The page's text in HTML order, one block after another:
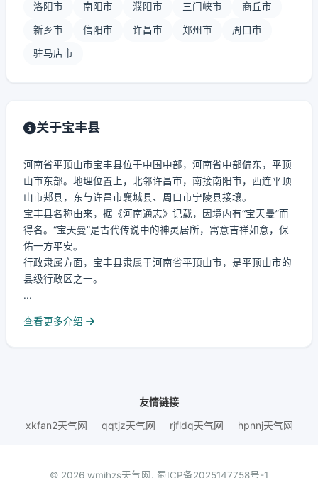
洛阳市 南阳市 濮阳市 三门峡市 商丘市
新乡市 信阳市 许昌市 郑州市 周口市
驻马店市
关于宝丰县
河南省平顶山市宝丰县位于中国中部，河南省中部偏东，平顶
山市东部。地理位置上，北邻许昌市，南接南阳市，西连平顶
山市郏县，东与许昌市襄城县、周口市宁陵县接壤。
宝丰县名称由来，据《河南通志》记载，因境内有“宝天曼”而
得名。“宝天曼”是古代传说中的神灵居所，寓意吉祥如意，保
佑一方平安。
行政隶属方面，宝丰县隶属于河南省平顶山市，是平顶山市的
县级行政区之一。
...
查看更多介绍
友情链接
xkfan2天气网
qqtjz天气网 rjfldq天气网 hpnnj天气网
© 2026 wmjhzs天气网. 蜀ICP备2025147758号-1